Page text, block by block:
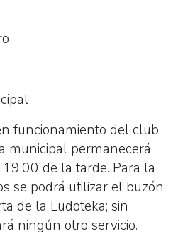
funcionamiento del club
municipal permanecerá
de la tarde. Para la
se podrá utilizar el buzón
de la Ludoteka; sin
ningún otro servicio.